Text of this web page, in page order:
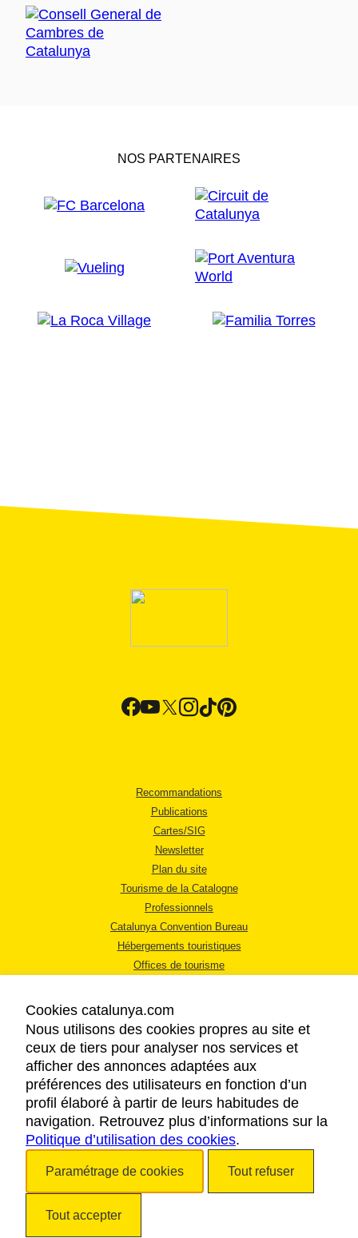
NOS PARTENAIRES
Recommandations
Publications
Cartes/SIG
Newsletter
Plan du site
Tourisme de la Catalogne
Professionnels
Catalunya Convention Bureau
Hébergements touristiques
Offices de tourisme
MENTIONS LÉGALES
RÈGLES DE CONFIDENTIALITÉ
COOKIES
ACCESSIBILITÉ
Cookies catalunya.com
Nous utilisons des cookies propres au site et
ceux de tiers pour analyser nos services et
afficher des annonces adaptées aux
préférences des utilisateurs en fonction d’un
profil élaboré à partir de leurs habitudes de
navigation. Retrouvez plus d’informations sur la
Politique d’utilisation des cookies.
Paramétrage de cookies Tout refuser
Tout accepter